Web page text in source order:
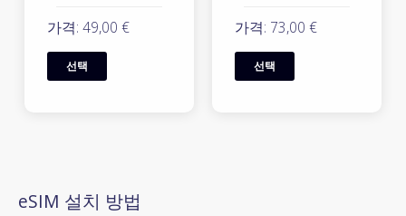
가격: 49,00 €
선택
가격: 73,00 €
선택
eSIM 설치 방법